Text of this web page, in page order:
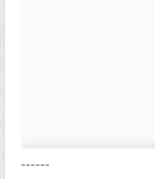
------